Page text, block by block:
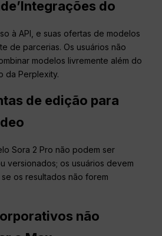
’Integrações do
à API, e suas ofertas de modelos
de parcerias. Os usuários não
modelos livremente além do
da Perplexity.
de edição para
Sora 2 Pro não podem ser
versionados; os usuários devem
os resultados não forem
não